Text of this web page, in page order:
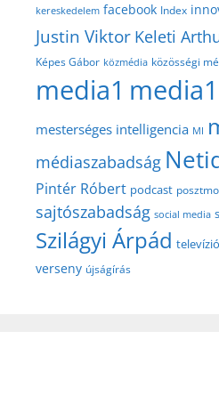
kereskedelem facebook Index
Justin Viktor Keleti
Képes Gábor közmédia közösségi
media1
mesterséges intelligencia MI
médiaszabadság
Pintér Róbert podcast
sajtószabadság social media
Szilágyi Árpád
verseny újságírás